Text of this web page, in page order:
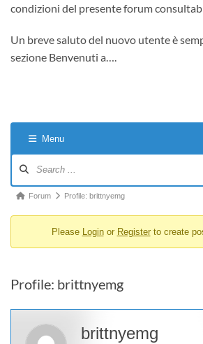
condizioni del presente forum
Un breve saluto del nuovo utente è
sezione Benvenuti a….
Menu
Navigation
Forum
You
here:
Forum Profile: brittnyemg
Please Loginor Registerto create
Profile: brittnyemg
brittnyemg